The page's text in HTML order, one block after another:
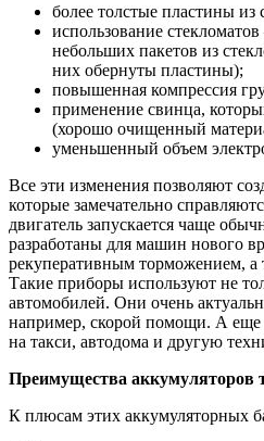
более толстые пластины из
использование
небольших пакетов из
них обернуты пластины);
повышенная компрессия
применение свинца,
(хорошо очищенный
уменьшенный объем
Все эти изменения позволяют
которые замечательно
двигатель запускается чаще
разработаны для машин нового
рекуперативным торможением, а
Такие приборы используют не
автомобилей. Они очень
например, скорой помощи. А еще
на такси, автодома и другую
Преимущества аккумуляторов
К плюсам этих аккумуляторных